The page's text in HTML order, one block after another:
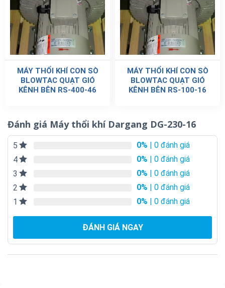
MÁY THỔI KHÍ CON SÒ
BLOWTAC QUẠT GIÓ
KÊNH BÊN RS-400-46
MÁY THỔI KHÍ CON SÒ
BLOWTAC QUẠT GIÓ
KÊNH BÊN RS-100-16
Đánh giá Máy thổi khí Dargang DG-230-16
5 0% | 0 đánh giá
4
0% | 0 đánh giá
3
0% | 0 đánh giá
2
0% | 0 đánh giá
1
0% | 0 đánh giá
ĐÁNH GIÁ NGAY